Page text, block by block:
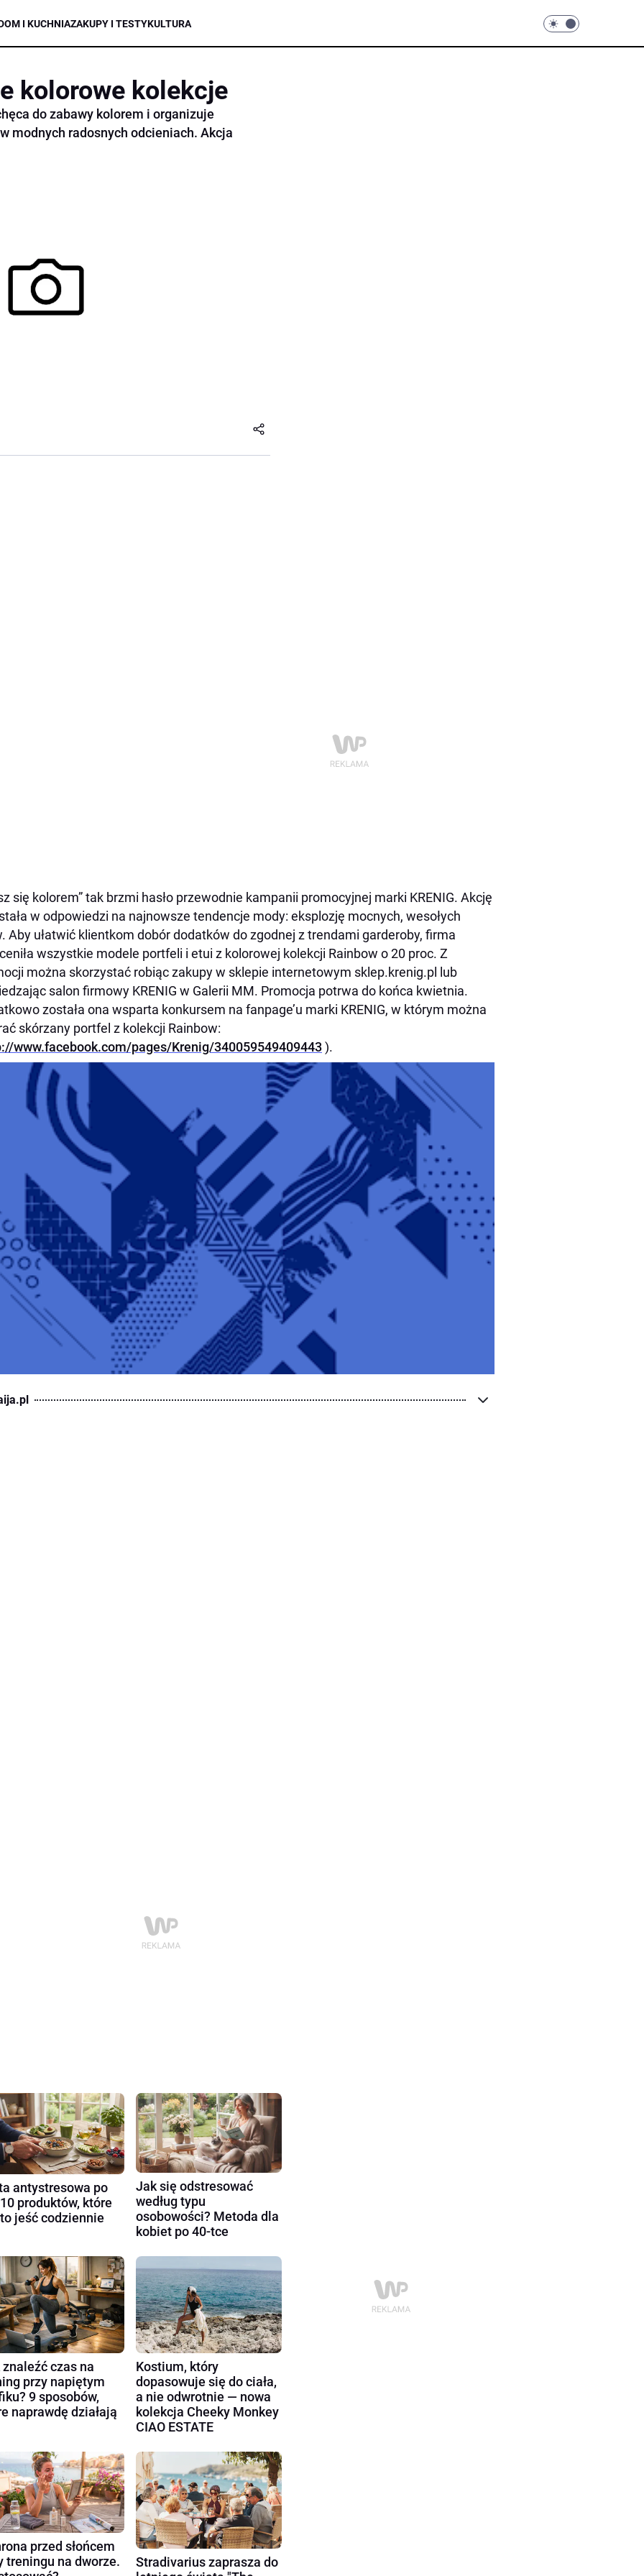
I KUCHNIAZAKUPY I TESTYKULTURA
kolorowe kolekcje
do zabawy kolorem i organizuje
modnych radosnych odcieniach. Akcja
się kolorem” tak brzmi hasło przewodnie kampanii promocyjnej marki KRENIG. Akcję
w odpowiedzi na najnowsze tendencje mody: eksplozję mocnych, wesołych
Aby ułatwić klientkom dobór dodatków do zgodnej z trendami garderoby, firma
wszystkie modele portfeli i etui z kolorowej kolekcji Rainbow o 20 proc. Z
można skorzystać robiąc zakupy w sklepie internetowym sklep.krenig.pl lub
salon firmowy KRENIG w Galerii MM. Promocja potrwa do końca kwietnia.
została ona wsparta konkursem na fanpage’u marki KRENIG, w którym można
skórzany portfel z kolekcji Rainbow:
www.facebook.com/pages/Krenig/340059549409443).
antystresowa po
produktów, które
jeść codziennie
Jak się odstresować
według typu
osobowości? Metoda dla
kobiet po 40-tce
czas na
przy napiętym
9 sposobów,
naprawdę działają
Kostium, który
dopasowuje się do ciała,
a nie odwrotnie — nowa
kolekcja Cheeky Monkey
CIAO ESTATE
przed słońcem
treningu na dworze.
Stradivarius zaprasza do